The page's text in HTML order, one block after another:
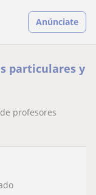
Anúnciate
particulares y
profesores